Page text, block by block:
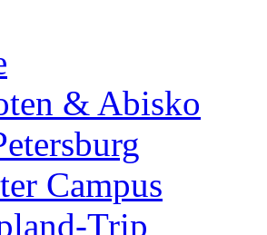
& Abisko
Campus
Trip